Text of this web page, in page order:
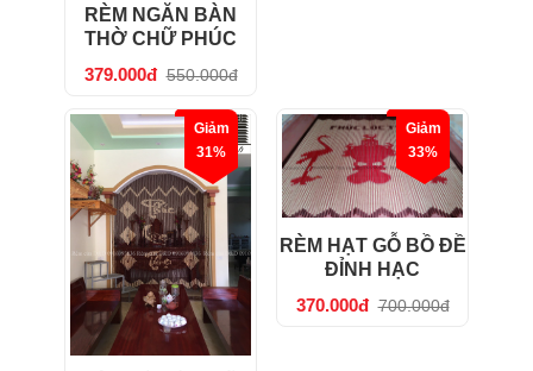
RÈM NGĂN BÀN
THỜ CHỮ PHÚC
379.000đ 550.000đ
Giảm
31%
Giảm
33%
RÈM HẠT GỖ BỒ ĐỀ
ĐỈNH HẠC
370.000đ 700.000đ